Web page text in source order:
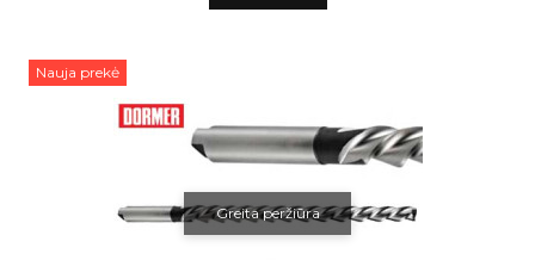
Nauja prekė
Greita peržiūra